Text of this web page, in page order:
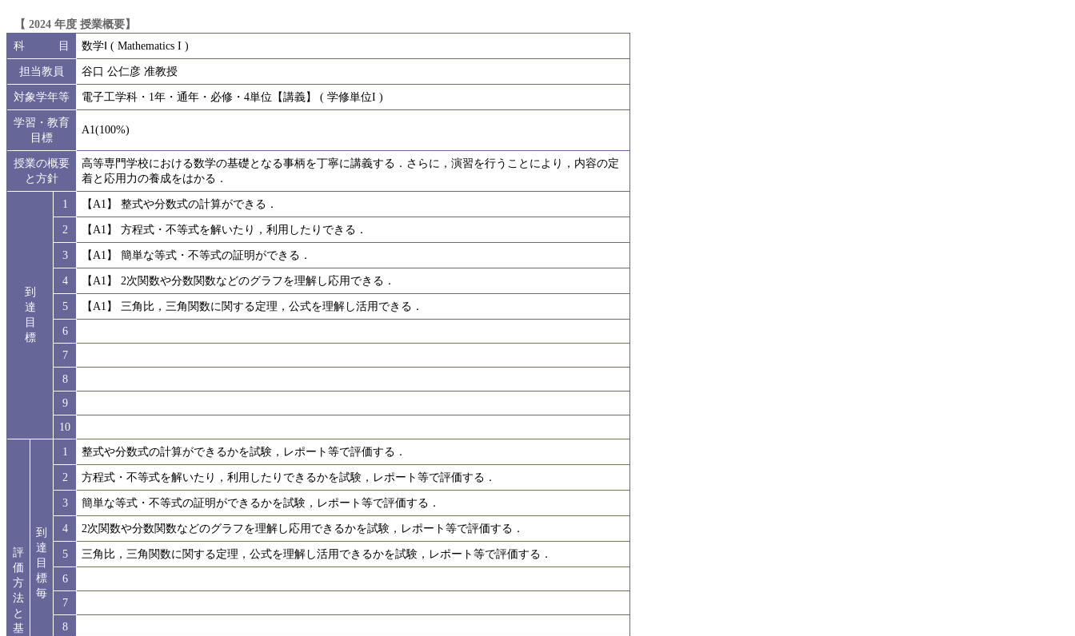
【 2024 年度 授業概要】
科 目
数学Ⅰ ( Mathematics I )
担当教員
谷口 公仁彦 准教授
対象学年等
電子工学科・1年・通年・必修・4単位【講義】 ( 学修単位I )
学習・教育
目標
A1(100%)
授業の概要
と方針
高等専門学校における数学の基礎となる事柄を丁寧に講義する．さらに，演習を行うことにより，内容の定
着と応用力の養成をはかる．
到
達
目
標
1
【A1】 整式や分数式の計算ができる．
2
【A1】 方程式・不等式を解いたり，利用したりできる．
3
【A1】 簡単な等式・不等式の証明ができる．
4
【A1】 2次関数や分数関数などのグラフを理解し応用できる．
5
【A1】 三角比，三角関数に関する定理，公式を理解し活用できる．
6
7
8
9
10
評
価
方
法
と
基
到
達
目
標
毎
1
整式や分数式の計算ができるかを試験，レポート等で評価する．
2
方程式・不等式を解いたり，利用したりできるかを試験，レポート等で評価する．
3
簡単な等式・不等式の証明ができるかを試験，レポート等で評価する．
4
2次関数や分数関数などのグラフを理解し応用できるかを試験，レポート等で評価する．
5
三角比，三角関数に関する定理，公式を理解し活用できるかを試験，レポート等で評価する．
6
7
8